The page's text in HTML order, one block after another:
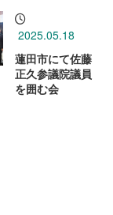
2025.05.18
蓮田市にて佐藤
正久参議院議員
を囲む会